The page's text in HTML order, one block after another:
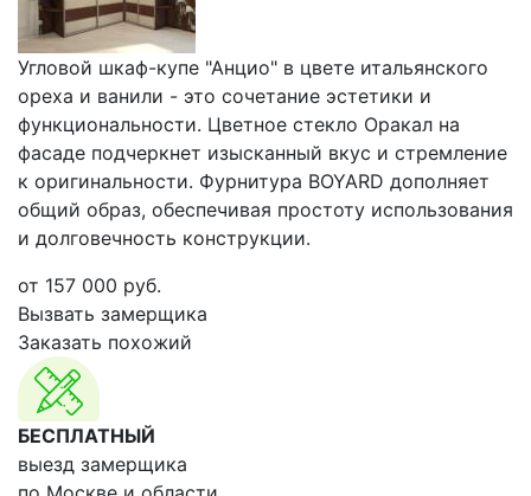
Угловой шкаф-купе "Анцио" в цвете итальянского
ореха и ванили - это сочетание эстетики и
функциональности. Цветное стекло Оракал на
фасаде подчеркнет изысканный вкус и стремление
к оригинальности. Фурнитура BOYARD дополняет
общий образ, обеспечивая простоту использования
и долговечность конструкции.
от 157 000 руб.
Вызвать замерщика
Заказать похожий
БЕСПЛАТНЫЙ
выезд замерщика